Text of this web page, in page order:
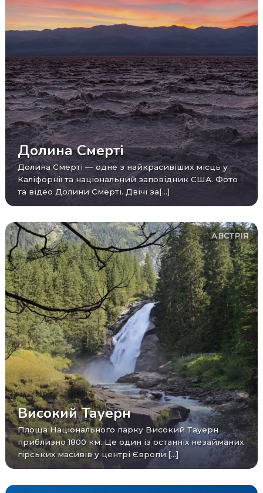
Долина Смерті
Долина Смерті — одне з найкрасивіших місць у
Каліфорнії та національний заповідник США. Фото
та відео Долини Смерті. Двічі за[...]
АВСТРІЯ
Високий Тауерн
Площа Національного парку Високий Тауерн
приблизно 1800 км. Це один із останніх незайманих
гірських масивів у центрі Європи.[...]